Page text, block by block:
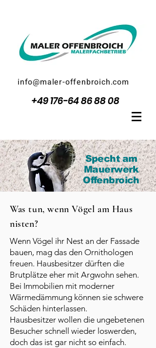
info@maler-offenbroich.com
+49 176-64 86 88 08
Specht am
Mauerwerk
Offenbroich
Was tun, wenn Vögel am Haus
nisten?
Wenn Vögel ihr Nest an der Fassade
bauen, mag das den Ornithologen
freuen. Hausbesitzer dürften die
Brutplätze eher mit Argwohn sehen.
Bei Immobilien mit moderner
Wärmedämmung können sie schwere
Schäden hinterlassen.
Hausbesitzer wollen die ungebetenen
Besucher schnell wieder loswerden,
doch das ist gar nicht so einfach.